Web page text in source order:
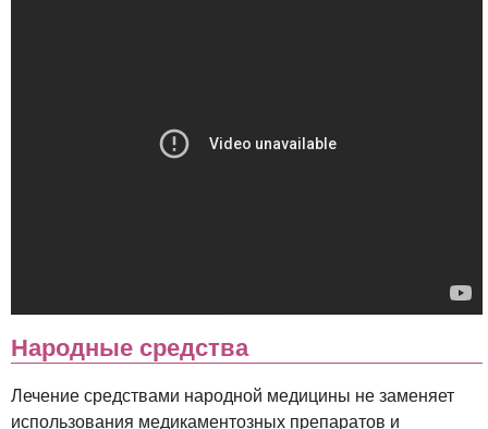
Народные средства
Лечение средствами народной медицины не заменяет
использования медикаментозных препаратов и